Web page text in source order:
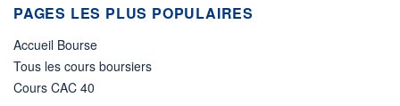
ÉCHANGE
07.08.26 / 22:00:00
ÉLIGIBILITÉ
Non éligible
Boursobank
PAGES LES PLUS POPULAIRES
Accueil Bourse
Tous les cours boursiers
Cours CAC 40